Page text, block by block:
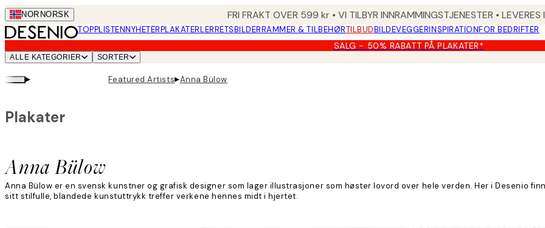
Skip
to
main
content.
NOR NORSK FRI FRAKT OVER 599 kr • VI TILBYR INNRAMMINGSTJENESTER •
TOPPLISTENNYHETERPLAKATERLERRETSBILDERRAMMER & TILBEHØRTILBUDBILDEVEGGERINSPIRATIONFOR BEDRIFTER
SALG - 50% RABATT PÅ PLAKATER*
ALLE KATEGORIER SORTER
▸ Featured Artists▸Anna Bülow
Anna Bülow
Plakater
Anna Bülow er en svensk kunstner og grafisk designer som lager illustrasjoner som høster lovord over hele verden. Her i Desenio
sitt stilfulle, blandede kunstuttrykk treffer verkene hennes midt i hjertet.